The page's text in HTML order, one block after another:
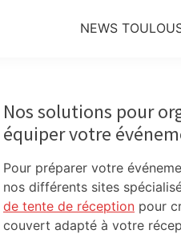
NEWS
Sidebar
Nos solutions pour
équiper votre
Pour préparer votre
nos différents sites
de tente de réception pour
couvert adapté à votre